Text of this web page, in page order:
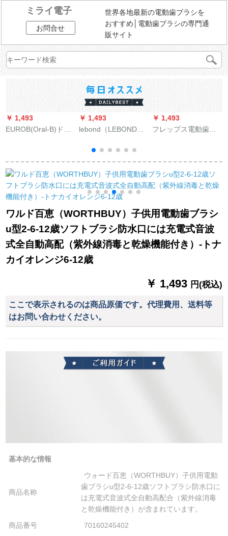
ミライ電子
お問合せ
世界各地最新の電動歯ブラシを
おすすめ│電動歯ブラシの専門通
販サイト
￥ 1,493
EUROB(Oral-B)ドイ
波式家庭用充電式防
水回転自動歯ブラシD
12ラベンダーパープ
ル
￥ 1,493
lebond（LEBOND）
波式充電式家庭用自
動歯ブラシM 1悦光青
￥ 1,493
フレップス電動歯ブ
切れダイヤモンドク
リアシリーズHX
9312/02ゴールドドリ
ラス
ワルド百恵（WORTHBUY）子供用電動歯ブラシ
u型2-6-12歳ソフトブラシ防水口には充電式音波
式全自動高配（紫外線消毒と乾燥機能付き）-トナ
カイオレンジ6-12歳
￥ 1,493 円(税込)
ここで表示されるのは商品原価です。代理費用、送料等
はお問い合わせください。
基本的な情報
商品名称
ウォード百恵（WORTHBUY）子供用電動
歯ブラシu型2-6-12歳ソフトブラシ防水口に
は充電式音波式全自動高配合（紫外線消毒
と乾燥機能付き）が含まれています。
商品番号
70160245402